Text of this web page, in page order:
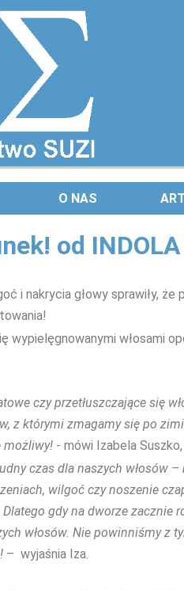
O NAS
od INDOLA
i nakrycia głowy sprawiły, że
wypielęgnowanymi włosami
czy przetłuszczające się
z którymi zmagamy się po
możliwy! - mówi Izabela
czas dla naszych włosów
wilgoć czy noszenie
gdy na dworze zacznie
włosów. Nie powinniśmy z
– wyjaśnia Iza.